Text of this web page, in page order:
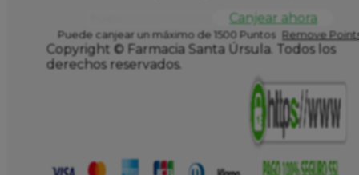
Canjear ahora
Puede canjear un máximo de 1500 Puntos Remove
Copyright © Farmacia Santa Úrsula. Todos los
derechos reservados.